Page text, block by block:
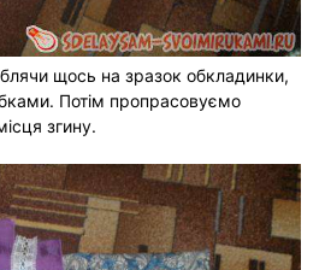
щось на зразок обкладинки,
Потім пропрасовуємо
згину.